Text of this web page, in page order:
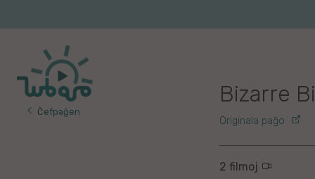
Ĉefpaĝen
Bizarre
Originala paĝo
2 filmoj